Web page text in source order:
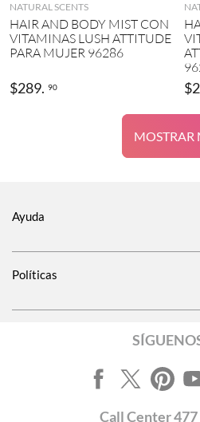
NATURAL SCENTS
HAIR AND BODY MIST CON
VITAMINAS LUSH ATTITUDE
PARA MUJER 96286
$289. 90 $
MOSTRAR
Ayuda
Políticas
CallCenter477